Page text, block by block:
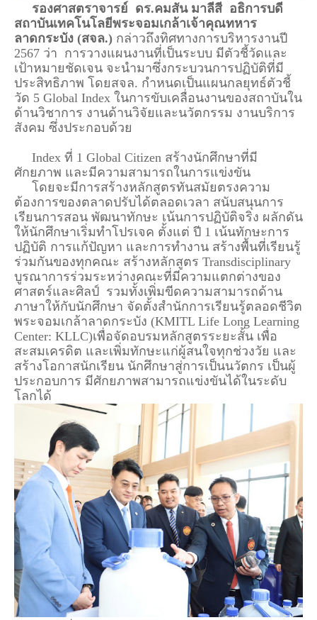
รองศาสตราจารย์ ดร.คมสัน มาลีสี อธิการบดี
สถาบันเทคโนโลยีพระจอมเกล้าเจ้าคุณทหาร
ลาดกระบัง (สจล.) กล่าวถึงทิศทางการบริหารงานปี
2567 ว่า การวางแผนงานที่เป็นระบบ มีตัวชี้วัดและ
เป้าหมายชัดเจน จะนำมาซึ่งกระบวนการปฏิบัติที่มี
ประสิทธิภาพ โดยสจล. กำหนดเป็นแผนกลยุทธ์ตัวชี้
วัด 5 Global Index ในการขับเคลื่อนงานของสถาบันใน
ด้านวิชาการ งานด้านวิจัยและนวัตกรรม งานบริการ
สังคม ซึ่งประกอบด้วย
Index ที่ 1 Global Citizen สร้างนักศึกษาที่มี
ศักยภาพ และมีความสามารถในการแข่งขัน
โดยจะมีการสร้างหลักสูตรทันสมัยตรงความ
ต้องการของตลาดปรับได้ตลอดเวลา สนับสนุนการ
เรียนการสอน พัฒนาทักษะ เน้นการปฏิบัติจริง ผลักดัน
ให้นักศึกษาเริ่มทำโปรเจค ตั้งแต่ ปี 1 เน้นทักษะการ
ปฏิบัติ การแก้ปัญหา และการทำงาน สร้างพื้นที่เรียนรู้
ร่วมกันของทุกคณะ สร้างหลักสูตร Transdisciplinary
บูรณาการร่วมระหว่างคณะที่มีความแตกต่างของ
ศาสตร์และศิลป์ รวมทั้งเพิ่มขีดความสามารถด้าน
ภาษาให้กับนักศึกษา จัดตั้งสำนักการเรียนรู้ตลอดชีวิต
พระจอมเกล้าลาดกระบัง (KMITL Life Long Learning
Center: KLLC)เพื่อจัดอบรมหลักสูตรระยะสั้น เพื่อ
สะสมเครดิต และเพิ่มทักษะแก่ผู้สนใจทุกช่วงวัย และ
สร้างโอกาสนักเรียน นักศึกษาสู่การเป็นนวัตกร เป็นผู้
ประกอบการ มีศักยภาพสามารถแข่งขันได้ในระดับ
โลกได้